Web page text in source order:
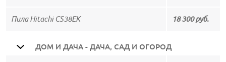
Пила Hitachi CS38EK 18 300 руб.
ДОМ И ДАЧА - ДАЧА, САД И ОГОРОД